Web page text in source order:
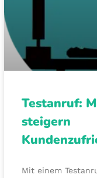
Testanruf:
steigern
Mit einem